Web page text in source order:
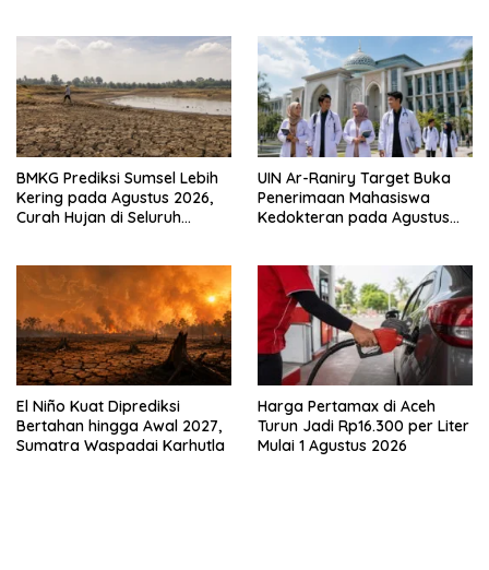
BMKG Prediksi Sumsel Lebih
Kering pada Agustus 2026,
Curah Hujan di Seluruh
UIN Ar-Raniry Target Buka
Penerimaan Mahasiswa
Kedokteran pada Agustus
El Niño Kuat Diprediksi
Bertahan hingga Awal 2027,
Sumatra Waspadai Karhutla
Harga Pertamax di Aceh
Turun Jadi Rp16.300 per Liter
Mulai 1 Agustus 2026